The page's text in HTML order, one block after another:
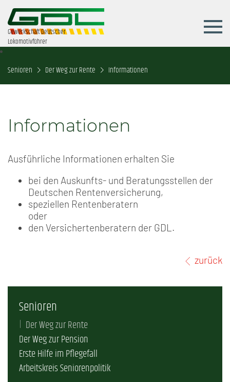
Gewerkschaft Deutscher
Lokomotivführer
Senioren Der Weg zur Rente Informationen
Informationen
Ausführliche Informationen erhalten Sie
bei den Auskunfts- und Beratungsstellen der
Deutschen Rentenversicherung,
speziellen Rentenberatern
oder
den Versichertenberatern der GDL.
zurück
Senioren
Der Weg zur Rente
Der Weg zur Pension
Erste Hilfe im Pflegefall
Arbeitskreis Seniorenpolitik